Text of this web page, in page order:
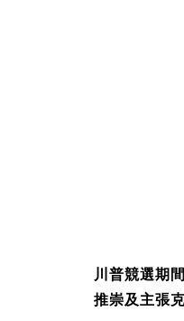
川普競選期
推崇及主張